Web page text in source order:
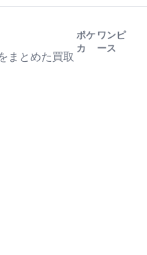
まとめた買取
ポケ
カ
ワンピ
ース